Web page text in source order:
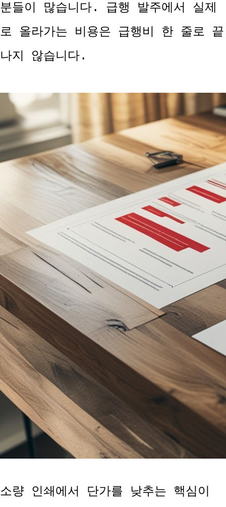
분들이 많습니다. 급행 발주에서 실제
로 올라가는 비용은 급행비 한 줄로 끝
나지 않습니다.
소량 인쇄에서 단가를 낮추는 핵심이